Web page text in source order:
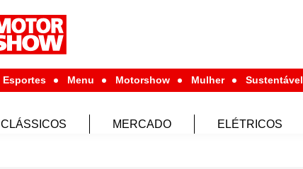
Esportes Menu Motorshow Mulher Sustentável
CLÁSSICOS MERCADO ELÉTRICOS